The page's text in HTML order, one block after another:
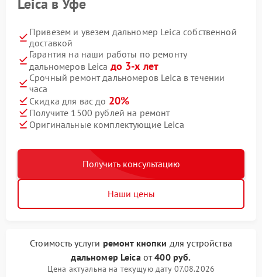
Leica в Уфе
Привезем и увезем дальномер Leica собственной
доставкой
Гарантия на наши работы по ремонту
дальномеров Leica до 3-х лет
Срочный ремонт дальномеров Leica в течении
часа
Скидка для вас до 20%
Получите 1500 рублей на ремонт
Оригинальные комплектующие Leica
Получить консультацию
Наши цены
Стоимость услуги ремонт кнопки для устройства
дальномер Leicaот400 руб.
Цена актуальна на текущую дату 07.08.2026